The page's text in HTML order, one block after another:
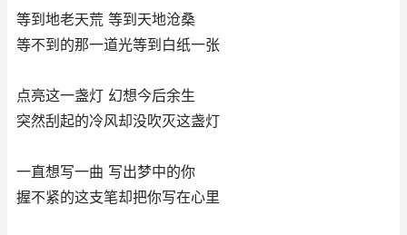
等到地老天荒 等到天地沧桑
等不到的那一道光等到白纸一张
点亮这一盏灯 幻想今后余生
突然刮起的冷风却没吹灭这盏灯
一直想写一曲 写出梦中的你
握不紧的这支笔却把你写在心里